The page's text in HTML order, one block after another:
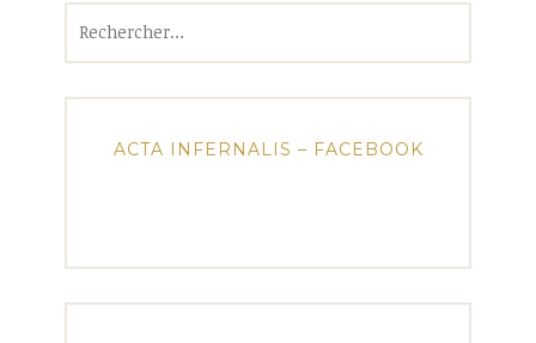
ACTA INFERNALIS – FACEBOOK